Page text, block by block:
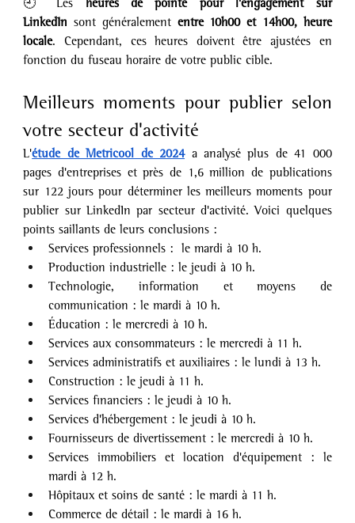
LinkedIn sont généralement entre 10h00 et 14h00, heure
locale. Cependant, ces heures doivent être ajustées en
fonction du fuseau horaire de votre public cible.
Meilleurs moments pour publier selon
votre secteur d'activité
L'étude de Metricool de 2024 a analysé plus de 41 000
pages d'entreprises et près de 1,6 million de publications
sur 122 jours pour déterminer les meilleurs moments pour
publier sur LinkedIn par secteur d'activité. Voici quelques
points saillants de leurs conclusions :
Services professionnels :  le mardi à 10 h.
Production industrielle : le jeudi à 10 h.
Technologie, information et moyens de
communication : le mardi à 10 h.
Éducation : le mercredi à 10 h.
Services aux consommateurs : le mercredi à 11 h.
Services administratifs et auxiliaires : le lundi à 13 h.
Construction : le jeudi à 11 h.
Services financiers : le jeudi à 10 h.
Services d'hébergement : le jeudi à 10 h.
Fournisseurs de divertissement : le mercredi à 10 h.
Services immobiliers et location d'équipement : le
mardi à 12 h.
Hôpitaux et soins de santé : le mardi à 11 h.
Commerce de détail : le mardi à 16 h.